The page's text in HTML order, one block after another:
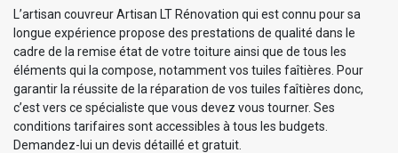
L’artisan couvreur Artisan LT Rénovation qui est connu pour sa
longue expérience propose des prestations de qualité dans le
cadre de la remise état de votre toiture ainsi que de tous les
éléments qui la compose, notamment vos tuiles faîtières. Pour
garantir la réussite de la réparation de vos tuiles faîtières donc,
c’est vers ce spécialiste que vous devez vous tourner. Ses
conditions tarifaires sont accessibles à tous les budgets.
Demandez-lui un devis détaillé et gratuit.